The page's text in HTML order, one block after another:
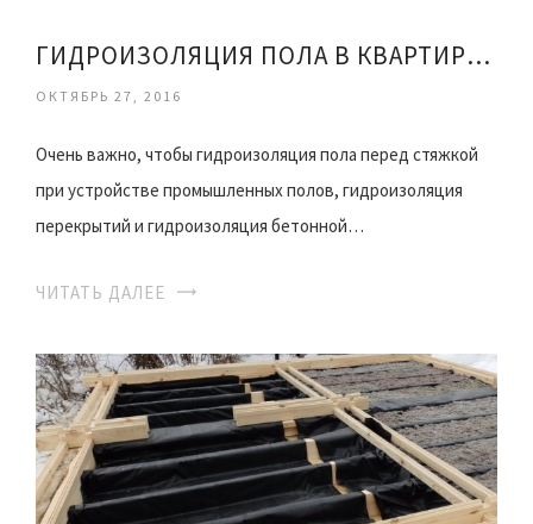
ГИДРОИЗОЛЯЦИЯ ПОЛА В КВАРТИРЕ ПЕРЕД СТЯЖКОЙ
ОКТЯБРЬ 27, 2016
Очень важно, чтобы гидроизоляция пола перед стяжкой
при устройстве промышленных полов, гидроизоляция
перекрытий и гидроизоляция бетонной…
ЧИТАТЬ ДАЛЕЕ